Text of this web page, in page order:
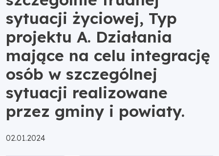
sytuacji życiowej, Typ
projektu A. Działania
mające na celu integrację
osób w szczególnej
sytuacji realizowane
przez gminy i powiaty.
Opublikowano:
02.01.2024